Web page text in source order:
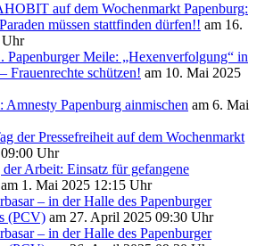
auf dem Wochenmarkt Papenburg:
müssen stattfinden dürfen!! am 16.
Uhr
Papenburger Meile: „Hexenverfolgung“ in
Frauenrechte schützen! am 10. Mai 2025
Amnesty Papenburg ainmischen am 6. Mai
der Pressefreiheit auf dem Wochenmarkt
Uhr
Arbeit: Einsatz für gefangene
1. Mai 2025 12:15 Uhr
– in der Halle des Papenburger
(PCV) am 27. April 2025 09:30 Uhr
– in der Halle des Papenburger